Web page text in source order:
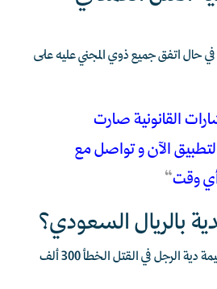
حال اتفق جميع ذوي المجني عليه على
القانونية صارت
الآن و تواصل مع
وقت“
بالريال السعودي؟
دية القتل الخطأ: تبلغ قيمة دية الرجل في القتل الخطأ 300 ألف